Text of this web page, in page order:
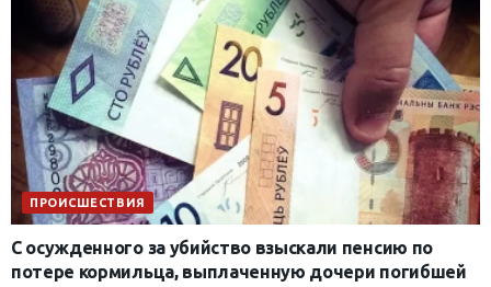
ПРОИСШЕСТВИЯ
С осужденного за убийство взыскали пенсию по
потере кормильца, выплаченную дочери погибшей